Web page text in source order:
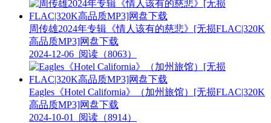
周传雄2024年专辑《情人该有的慈悲》[无损FLAC|320K
高品质MP3]网盘下载
2024-12-06 阅读（8063）
Eagles《Hotel California》（加州旅馆）[无损FLAC|320K
高品质MP3]网盘下载
2024-10-01
阅读（8914）